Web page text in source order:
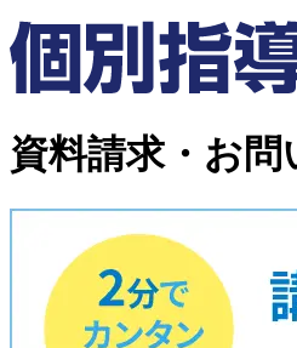
資料請求・お問